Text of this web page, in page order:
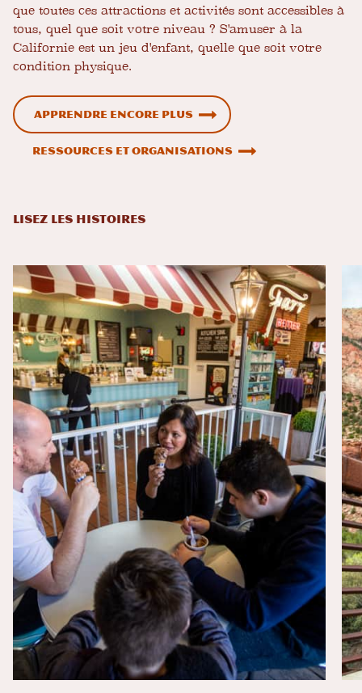
que toutes ces attractions et activités sont accessibles à
tous, quel que soit votre niveau ? S'amuser à la
Californie est un jeu d'enfant, quelle que soit votre
condition physique.
Apprendre encore plus
Ressources et organisations
LISEZ LES HISTOIRES